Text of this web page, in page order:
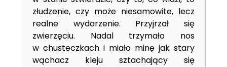
złudzenie, czy może niesamowite, lecz
realne wydarzenie. Przyjrzał się
zwierzęciu. Nadal trzymało nos
w chusteczkach i miało minę jak stary
wąchacz kleju sztachający się